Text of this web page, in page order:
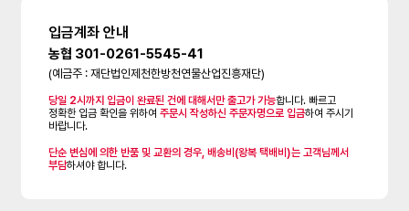
입금계좌 안내
농협 301-0261-5545-41
(예금주 : 재단법인제천한방천연물산업진흥재단)
당일 2시까지 입금이 완료된 건에 대해서만 출고가 가능합니다. 빠르고
정확한 입금 확인을 위하여주문시 작성하신 주문자명으로 입금하여 주시기
바랍니다.
단순 변심에 의한 반품 및 교환의 경우, 배송비(왕복 택배비)는 고객님께서
부담하셔야 합니다.